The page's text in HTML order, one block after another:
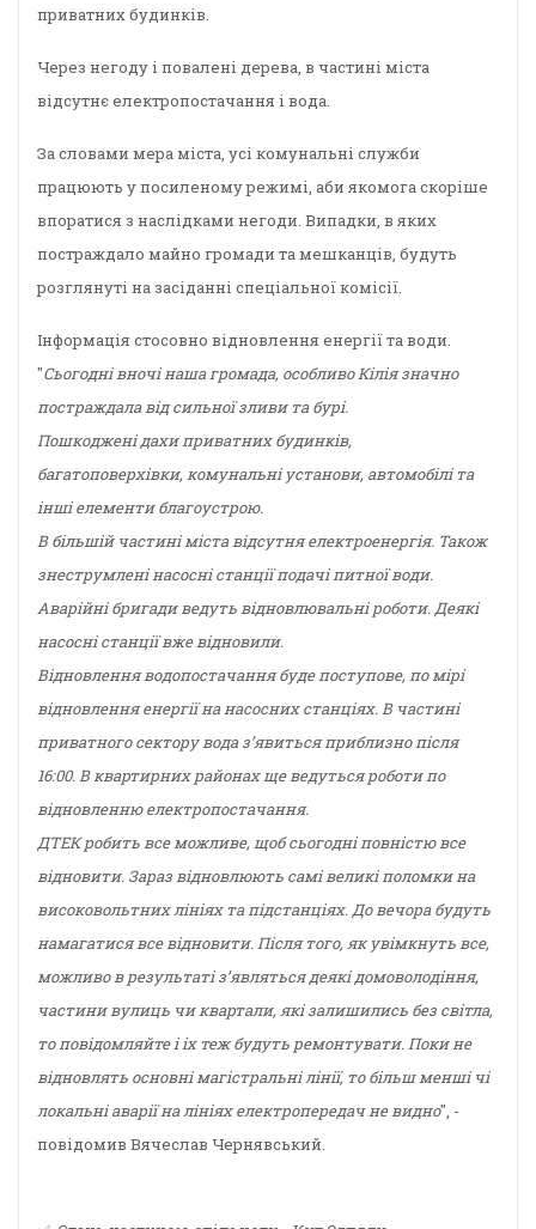
приватних будинків.
Через негоду і повалені дерева, в частині міста
відсутнє електропостачання і вода.
За словами мера міста, усі комунальні служби
працюють у посиленому режимі, аби якомога скоріше
впоратися з наслідками негоди. Випадки, в яких
постраждало майно громади та мешканців, будуть
розглянуті на засіданні спеціальної комісії.
Інформація стосовно відновлення енергії та води.
"Сьогодні вночі наша громада, особливо Кілія значно
постраждала від сильної зливи та бурі.
Пошкоджені дахи приватних будинків,
багатоповерхівки, комунальні установи, автомобілі та
інші елементи благоустрою.
В більшій частині міста відсутня електроенергія. Також
знеструмлені насосні станції подачі питної води.
Аварійні бригади ведуть відновлювальні роботи. Деякі
насосні станції вже відновили.
Відновлення водопостачання буде поступове, по мірі
відновлення енергії на насосних станціях. В частині
приватного сектору вода зʼявиться приблизно після
16:00. В квартирних районах ще ведуться роботи по
відновленню електропостачання.
ДТЕК робить все можливе, щоб сьогодні повністю все
відновити. Зараз відновлюють самі великі поломки на
високовольтних лініях та підстанціях. До вечора будуть
намагатися все відновити. Після того, як увімкнуть все,
можливо в результаті зʼявляться деякі домоволодіння,
частини вулиць чи квартали, які залишились без світла,
то повідомляйте і іх теж будуть ремонтувати. Поки не
відновлять основні магістральні лінії, то більш менші чі
локальні аварії на лініях електропередач не видно", -
повідомив Вячеслав Чернявський.